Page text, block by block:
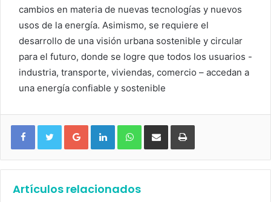
cambios en materia de nuevas tecnologías y nuevos
usos de la energía. Asimismo, se requiere el
desarrollo de una visión urbana sostenible y circular
para el futuro, donde se logre que todos los usuarios -
industria, transporte, viviendas, comercio – accedan a
una energía confiable y sostenible
Google+ LinkedIn WhatsApp
Artículos relacionados